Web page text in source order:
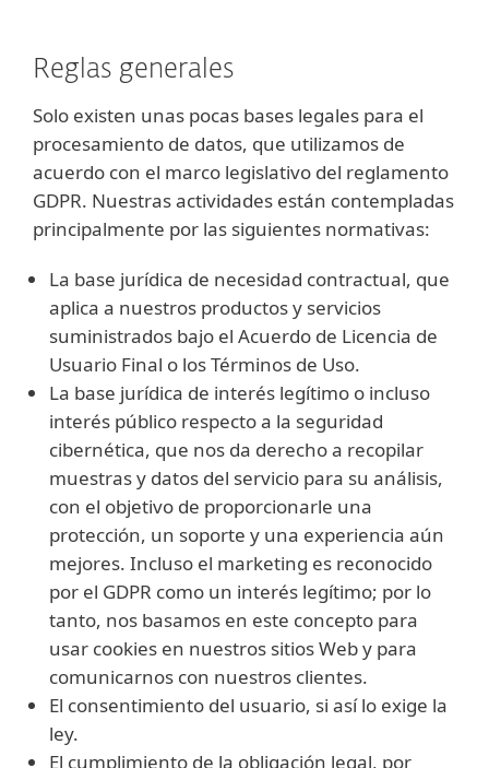
Reglas generales
Solo existen unas pocas bases legales para el
procesamiento de datos, que utilizamos de
acuerdo con el marco legislativo del reglamento
GDPR. Nuestras actividades están contempladas
principalmente por las siguientes normativas:
La base jurídica de necesidad contractual, que
aplica a nuestros productos y servicios
suministrados bajo el Acuerdo de Licencia de
Usuario Final o los Términos de Uso.
La base jurídica de interés legítimo o incluso
interés público respecto a la seguridad
cibernética, que nos da derecho a recopilar
muestras y datos del servicio para su análisis,
con el objetivo de proporcionarle una
protección, un soporte y una experiencia aún
mejores. Incluso el marketing es reconocido
por el GDPR como un interés legítimo; por lo
tanto, nos basamos en este concepto para
usar cookies en nuestros sitios Web y para
comunicarnos con nuestros clientes.
El consentimiento del usuario, si así lo exige la
ley.
El cumplimiento de la obligación legal, por